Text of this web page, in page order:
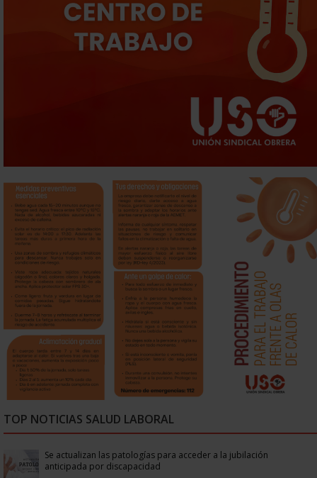
TOP NOTICIAS SALUD LABORAL
Se actualizan las patologías para acceder a la jubilación
anticipada por discapacidad